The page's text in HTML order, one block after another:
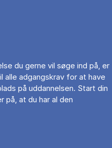
du gerne vil søge ind på, er
adgangskrav for at have
på uddannelsen. Start din
på, at du har al den